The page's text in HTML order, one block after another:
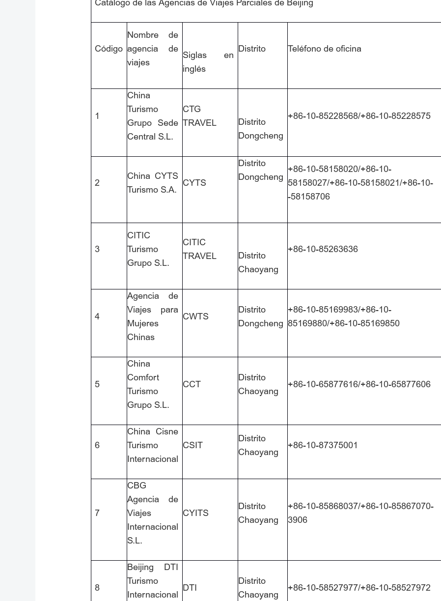
Catálogo de las Agencias de Viajes Parciales de Beijing
Código
Nombre de
agencia de
viajes
Siglas en
inglés
Distrito
Teléfono de oficina
1
China
Turismo
Grupo Sede
Central S.L.
CTG
TRAVEL
Distrito
Dongcheng
+86-10-85228568/+86-10-85228575
2
China CYTS
Turismo S.A.
CYTS
Distrito
Dongcheng
+86-10-58158020/+86-10-
58158027/+86-10-58158021/+86-10-
-58158706
3
CITIC
Turismo
Grupo S.L.
CITIC
TRAVEL
Distrito
Chaoyang
+86-10-85263636
4
Agencia de
Viajes para
Mujeres
Chinas
CWTS
Distrito
Dongcheng
+86-10-85169983/+86-10-
85169880/+86-10-85169850
5
China
Comfort
Turismo
Grupo S.L.
CCT
Distrito
Chaoyang
+86-10-65877616/+86-10-65877606
6
China Cisne
Turismo
Internacional
CSIT
Distrito
Chaoyang
+86-10-87375001
7
CBG
Agencia de
Viajes
Internacional
S.L.
CYITS
Distrito
Chaoyang
+86-10-85868037/+86-10-85867070-
3906
8
Beijing DTI
Turismo
Internacional
DTI
Distrito
Chaoyang
+86-10-58527977/+86-10-58527972